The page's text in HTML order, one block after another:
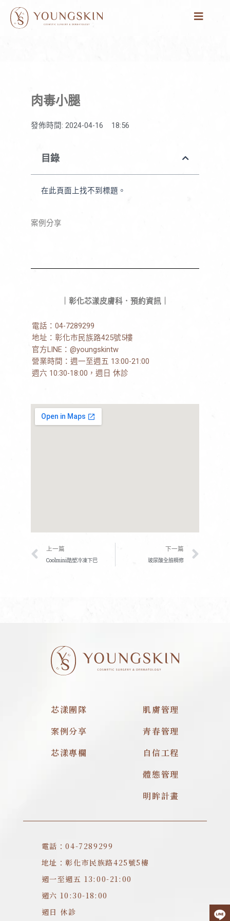
肉毒小腿
發佈時間: 2024-04-16 18:56
目錄
在此頁面上找不到標題。
案例分享
｜彰化芯漾皮膚科．預約資訊｜
電話： 04-7289299
地址： 彰化市民族路425號5樓
官方LINE： @youngskintw
營業時間：週一至週五 13:00-21:00
週六 10:30-18:00，週日 休診
上一頁
上一篇
Coolmini酷塑冷凍下巴
下一篇
玻尿酸全臉精修
芯漾團隊
案例分享
芯漾專欄
肌膚管理
青春管理
自信工程
體態管理
明眸計畫
電話：04-7289299
地址：彰化市民族路425號5樓
週一至週五 13:00-21:00
週六 10:30-18:00
週日 休診